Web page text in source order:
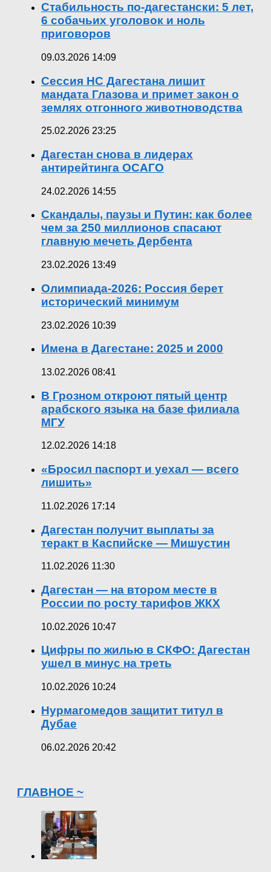
Стабильность по-дагестански: 5 лет,
6 собачьих уголовок и ноль
приговоров
09.03.2026 14:09
Сессия НС Дагестана лишит
мандата Глазова и примет закон о
землях отгонного животноводства
25.02.2026 23:25
Дагестан снова в лидерах
антирейтинга ОСАГО
24.02.2026 14:55
Скандалы, паузы и Путин: как более
чем за 250 миллионов спасают
главную мечеть Дербента
23.02.2026 13:49
Олимпиада-2026: Россия берет
исторический минимум
23.02.2026 10:39
Имена в Дагестане: 2025 и 2000
13.02.2026 08:41
В Грозном откроют пятый центр
арабского языка на базе филиала
МГУ
12.02.2026 14:18
«Бросил паспорт и уехал — всего
лишить»
11.02.2026 17:14
Дагестан получит выплаты за
теракт в Каспийске — Мишустин
11.02.2026 11:30
Дагестан — на втором месте в
России по росту тарифов ЖКХ
10.02.2026 10:47
Цифры по жилью в СКФО: Дагестан
ушел в минус на треть
10.02.2026 10:24
Нурмагомедов защитит титул в
Дубае
06.02.2026 20:42
ГЛАВНОЕ ~